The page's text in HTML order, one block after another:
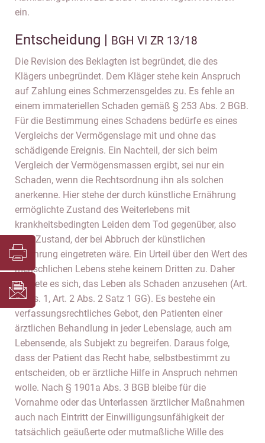
ein.
Entscheidung | BGH VI ZR 13/18
Die Revision des Beklagten ist begründet, die des
Klägers unbegründet. Dem Kläger stehe kein Anspruch
auf Zahlung eines Schmerzensgeldes zu. Es fehle an
einem immateriellen Schaden gemäß § 253 Abs. 2 BGB.
Für die Bestimmung eines Schadens bedürfe es eines
Vergleichs der Vermögenslage mit und ohne das
schädigende Ereignis. Ein Nachteil, der sich beim
Vergleich der Vermögensmassen ergibt, sei nur ein
Schaden, wenn die Rechtsordnung ihn als solchen
anerkenne. Hier stehe der durch künstliche Ernährung
ermöglichte Zustand des Weiterlebens mit
krankheitsbedingten Leiden dem Tod gegenüber, also
dem Zustand, der bei Abbruch der künstlichen
Ernährung eingetreten wäre. Ein Urteil über den Wert des
menschlichen Lebens stehe keinem Dritten zu. Daher
verbiete es sich, das Leben als Schaden anzusehen (Art.
1 Abs. 1, Art. 2 Abs. 2 Satz 1 GG). Es bestehe ein
verfassungsrechtliches Gebot, den Patienten einer
ärztlichen Behandlung in jeder Lebenslage, auch am
Lebensende, als Subjekt zu begreifen. Daraus folge,
dass der Patient das Recht habe, selbstbestimmt zu
entscheiden, ob er ärztliche Hilfe in Anspruch nehmen
wolle. Nach § 1901a Abs. 3 BGB bleibe für die
Vornahme oder das Unterlassen ärztlicher Maßnahmen
auch nach Eintritt der Einwilligungsunfähigkeit der
tatsächlich geäußerte oder mutmaßliche Wille des